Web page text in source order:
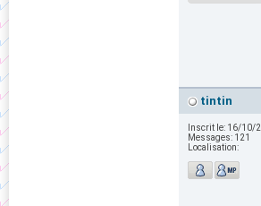
tintin
Inscrit le: 16/10/
Messages: 121
Localisation: